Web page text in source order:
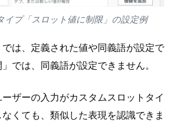
イプ「スロット値に制限」の設定例
では、定義された値や同義語が設定で
では、同義語が設定できません。
ーザーの入力がカスタムスロットタイ
くても、類似した表現を認識できま